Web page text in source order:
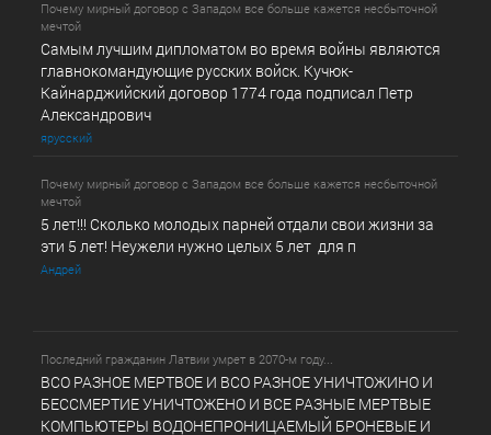
Почему мирный договор с Западом все больше кажется несбыточной
мечтой
Самым лучшим дипломатом во время войны являются
главнокомандующие русских войск. Кучюк-
Кайнарджийский договор 1774 года подписал Петр
Александрович
ярусский
Почему мирный договор с Западом все больше кажется несбыточной
мечтой
5 лет!!! Сколько молодых парней отдали свои жизни за
эти 5 лет! Неужели нужно целых 5 лет для п
Андрей
Последний гражданин Латвии умрет в 2070-м году...
ВСО РАЗНОЕ МЕРТВОЕ И ВСО РАЗНОЕ УНИЧТОЖИНО И
БЕССМЕРТИЕ УНИЧТОЖЕНО И ВСЕ РАЗНЫЕ МЕРТВЫЕ
КОМПЬЮТЕРЫ ВОДОНЕПРОНИЦАЕМЫЙ БРОНЕВЫЕ И